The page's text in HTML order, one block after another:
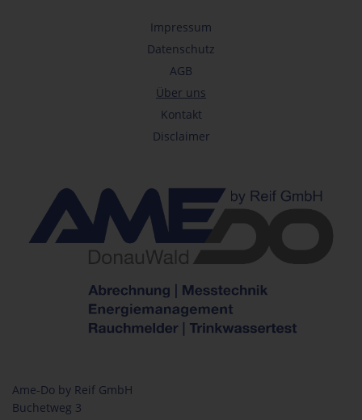
Impressum
Datenschutz
AGB
Über uns
Kontakt
Disclaimer
Ame-Do by Reif GmbH
Buchetweg 3